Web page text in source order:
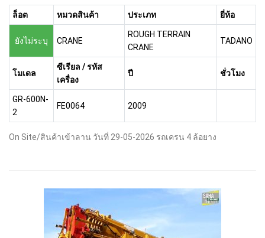
ล็อต หมวดสินค้า ประเภท ยี่ห้อ
ยังไม่ระบุ CRANE
ROUGH TERRAIN
CRANE
TADANO
โมเดล
ซีเรียล / รหัส
เครื่อง
ปี ชั่วโมง
GR-600N-
2
FE0064 2009
On Site/สินค้าเข้าลาน วันที่ 29-05-2026 รถเครน 4 ล้อยาง